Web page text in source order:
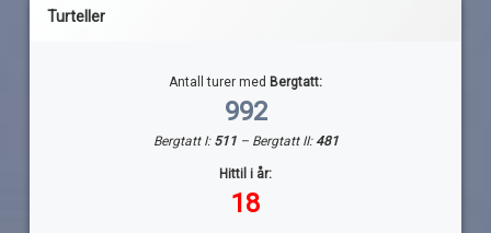
Turteller
Antall turer med Bergtatt:
992
Bergtatt I: 511 – Bergtatt II:481
Hittil i år:
18